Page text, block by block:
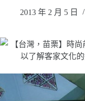
2013 年 2 月 5 日